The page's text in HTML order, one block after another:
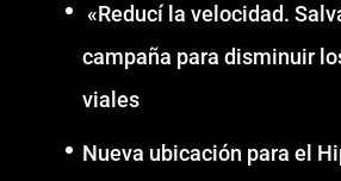
«Reducí la velocidad.
campaña para disminuir
viales
Nueva ubicación para el